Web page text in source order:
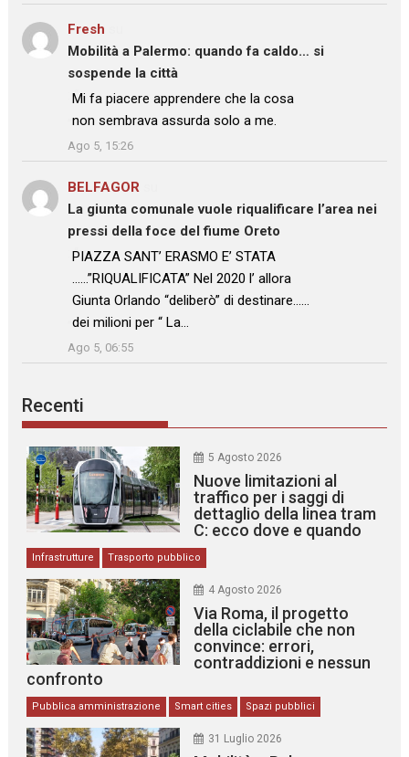
Fresh
Mobilità a Palermo: quando fa caldo… si
sospende la città
: “Mi fa piacere apprendere che la cosa
non sembrava assurda solo a me.
”
Ago 5, 15:26
BELFAGOR
La giunta comunale vuole riqualificare l’area nei
pressi della foce del fiume Oreto
: “
PIAZZA SANT’ ERASMO E’ STATA
……”RIQUALIFICATA” Nel 2020 l’ allora
Giunta Orlando “deliberò” di destinare……
dei milioni per “ La…
”
Ago 5, 06:55
Recenti
5 Agosto 2026
Nuove limitazioni al
traffico per i saggi di
dettaglio della linea tram
C: ecco dove e quando
Infrastrutture Trasporto pubblico
4 Agosto 2026
Via Roma, il progetto
della ciclabile che non
convince: errori,
contraddizioni e nessun
confronto
Pubblica amministrazione Smart cities Spazi pubblici
31 Luglio 2026